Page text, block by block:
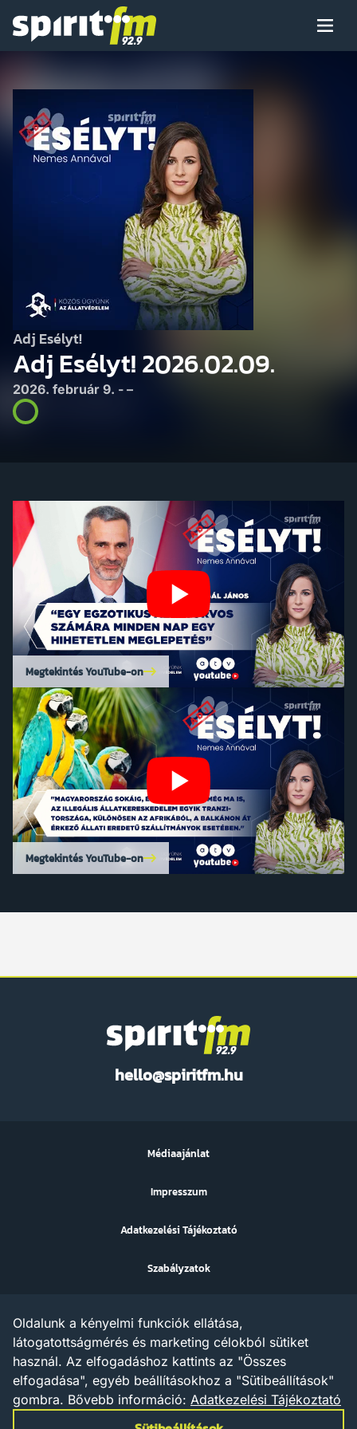
Menü
Arcaink
Műsor
Hírek
Adj Esélyt!
Adj Esélyt! 2026.02.09.
2026. február 9. - –
Megtekintés YouTube-on
Megtekintés YouTube-on
hello@spiritfm.hu
FM
Az ezen a weboldalon megjelenő szövegek, grafikák, képek,
hangfelvételek, video anyagok vagy egyéb tartalmak szerzői jogi
védelem alatt állnak.
Az X AND A Kft. minden jogot fenntart a tartalommal
kapcsolatosan, beleértve a tartalom szöveg- és adatbányászat
céljára való felhasználását is – a szerzői jogról szóló 1999. évi
LXXVI. törvény rendelkezései értelmében a törvény 35/A. § (1)
Médiaajánlat
Impresszum
Adatkezelési Tájékoztató
Szabályzatok
Oldalunk a kényelmi funkciók ellátása,
látogatottságmérés és marketing célokból sütiket
használ. Az elfogadáshoz kattints az "Összes
elfogadása", egyéb beállításokhoz a "Sütibeállítások"
gombra. Bővebb információ: Adatkezelési Tájékoztató